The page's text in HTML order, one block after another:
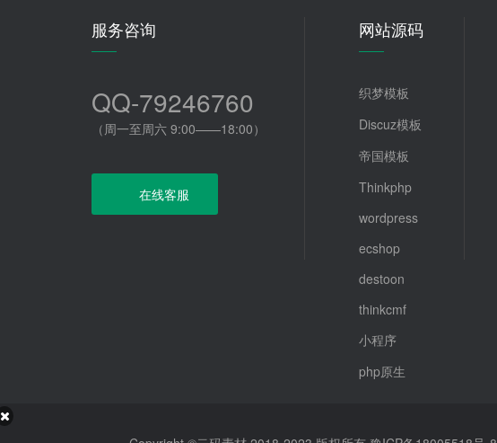
服务咨询
QQ-79246760
（周一至周六 9:00——18:00）
在线客服
网站源码
织梦模板
Discuz模板
帝国模板
Thinkphp
wordpress
ecshop
destoon
thinkcmf
小程序
php原生